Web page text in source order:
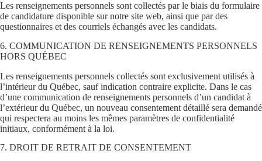
Les renseignements personnels sont collectés par le biais du formulaire
de candidature disponible sur notre site web, ainsi que par des
questionnaires et des courriels échangés avec les candidats.
6. COMMUNICATION DE RENSEIGNEMENTS PERSONNELS
HORS QUÉBEC
Les renseignements personnels collectés sont exclusivement utilisés à
l’intérieur du Québec, sauf indication contraire explicite. Dans le cas
d’une communication de renseignements personnels d’un candidat à
l’extérieur du Québec, un nouveau consentement détaillé sera demandé
qui respectera au moins les mêmes paramètres de confidentialité
initiaux, conformément à la loi.
7. DROIT DE RETRAIT DE CONSENTEMENT